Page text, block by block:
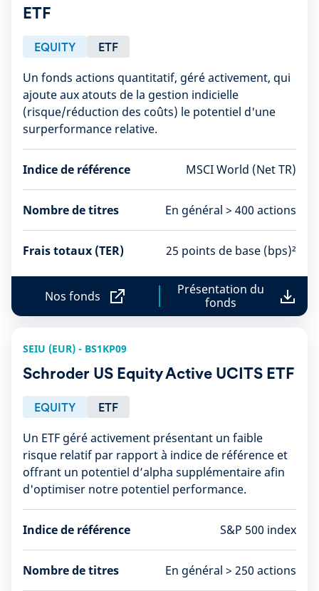
ETF
EQUITY ETF
Un fonds actions quantitatif, géré activement, qui
ajoute aux atouts de la gestion indicielle
(risque/réduction des coûts) le potentiel d'une
surperformance relative.
Indice de référence MSCI World (Net TR)
Nombre de titres En général > 400 actions
Frais totaux (TER) 25 points de base (bps)²
Nos fonds
N
o
o
d
Présentation du
fondsP
r
n
t
o
n
d
u
o
n
s
SEIU (EUR) - BS1KP09
Schroder US Equity Active UCITS ETF
EQUITY ETF
Un ETF géré activement présentant un faible
risque relatif par rapport à indice de référence et
offrant un potentiel d’alpha supplémentaire afin
d'optimiser notre potentiel performance.
Indice de référence S&P 500 index
Nombre de titres En général > 250 actions